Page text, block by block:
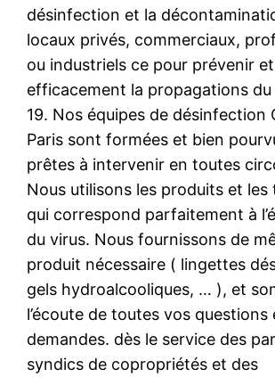
désinfection et la
locaux privés, commerciaux,
ou industriels ce pour prévenir et
efficacement la propagations
19. Nos équipes de désinfection
Paris sont formées et bien
prêtes à intervenir en toutes
Nous utilisons les produits et les
qui correspond parfaitement à
du virus. Nous fournissons de
produit nécessaire ( lingettes
gels hydroalcooliques, … ), et
l’écoute de toutes vos questions
demandes. dès le service des
syndics de copropriétés et des